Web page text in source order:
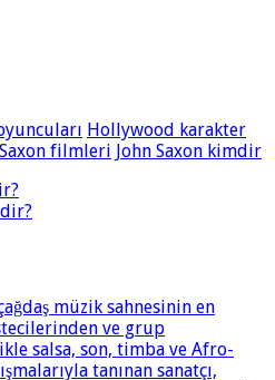
Hollywood karakter
filmleri John Saxon kimdir